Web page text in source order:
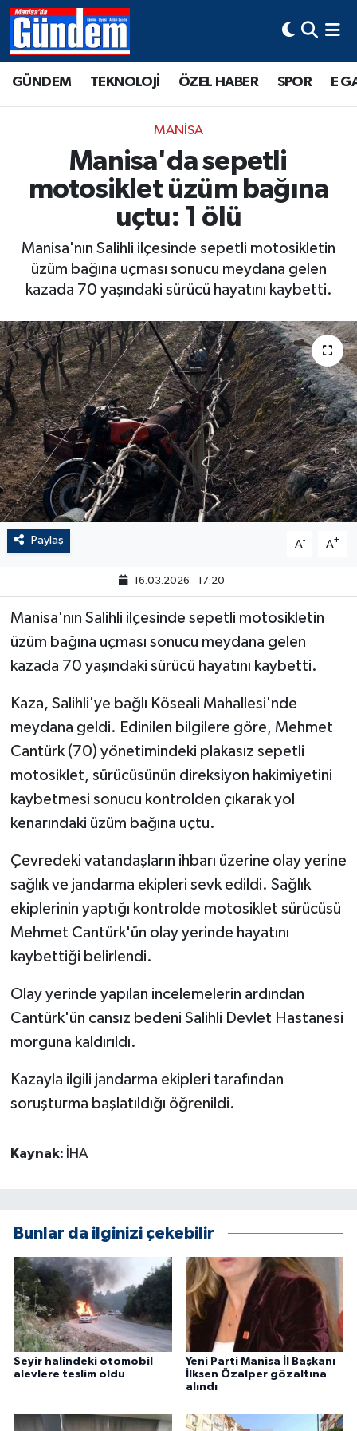
GÜNDEM TEKNOLOJİ ÖZEL HABER SPOR E
MANİSA
Manisa'da sepetli
motosiklet üzüm bağına
uçtu: 1 ölü
Manisa'nın Salihli ilçesinde sepetli motosikletin
üzüm bağına uçması sonucu meydana gelen
kazada 70 yaşındaki sürücü hayatını kaybetti.
Paylaş A- A+
16.03.2026 - 17:20
Manisa'nın Salihli ilçesinde sepetli motosikletin
üzüm bağına uçması sonucu meydana gelen
kazada 70 yaşındaki sürücü hayatını kaybetti.
Kaza, Salihli'ye bağlı Köseali Mahallesi'nde
meydana geldi. Edinilen bilgilere göre, Mehmet
Cantürk (70) yönetimindeki plakasız sepetli
motosiklet, sürücüsünün direksiyon hakimiyetini
kaybetmesi sonucu kontrolden çıkarak yol
kenarındaki üzüm bağına uçtu.
Çevredeki vatandaşların ihbarı üzerine olay yerine
sağlık ve jandarma ekipleri sevk edildi. Sağlık
ekiplerinin yaptığı kontrolde motosiklet sürücüsü
Mehmet Cantürk'ün olay yerinde hayatını
kaybettiği belirlendi.
Olay yerinde yapılan incelemelerin ardından
Cantürk'ün cansız bedeni Salihli Devlet Hastanesi
morguna kaldırıldı.
Kazayla ilgili jandarma ekipleri tarafından
soruşturma başlatıldığı öğrenildi.
Kaynak: İHA
Bunlar da ilginizi çekebilir
Seyir halindeki otomobil
alevlere teslim oldu
Yeni Parti Manisa İl Başkanı
İlksen Özalper gözaltına
alındı
Manisa Hava Durumu
Tüm Manşetler
Son Dakika Haberleri
Haber Arşivi